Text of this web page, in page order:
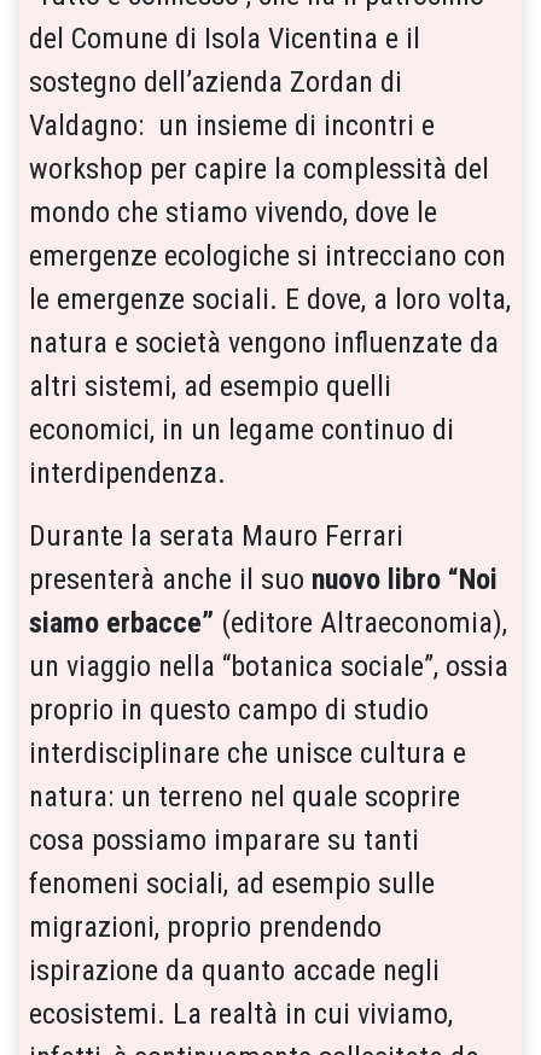
del Comune di Isola Vicentina e il
sostegno dell’azienda Zordan di
Valdagno: un insieme di incontri e
workshop per capire la complessità del
mondo che stiamo vivendo, dove le
emergenze ecologiche si intrecciano con
le emergenze sociali. E dove, a loro volta,
natura e società vengono influenzate da
altri sistemi, ad esempio quelli
economici, in un legame continuo di
interdipendenza.
Durante la serata Mauro Ferrari
presenterà anche il suo nuovo libro “Noi
siamo erbacce” (editore Altraeconomia),
un viaggio nella “botanica sociale”, ossia
proprio in questo campo di studio
interdisciplinare che unisce cultura e
natura: un terreno nel quale scoprire
cosa possiamo imparare su tanti
fenomeni sociali, ad esempio sulle
migrazioni, proprio prendendo
ispirazione da quanto accade negli
ecosistemi. La realtà in cui viviamo,